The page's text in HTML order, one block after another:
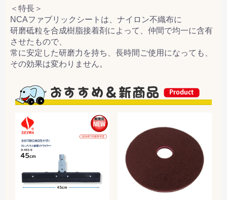
＜特長＞
NCAファブリックシートは、ナイロン不織布に
研磨砥粒を合成樹脂接着剤によって、仲間で均一に含有
させたもので、
常に安定した研磨力を持ち、長時間ご使用になっても、
その効果は変わりません。